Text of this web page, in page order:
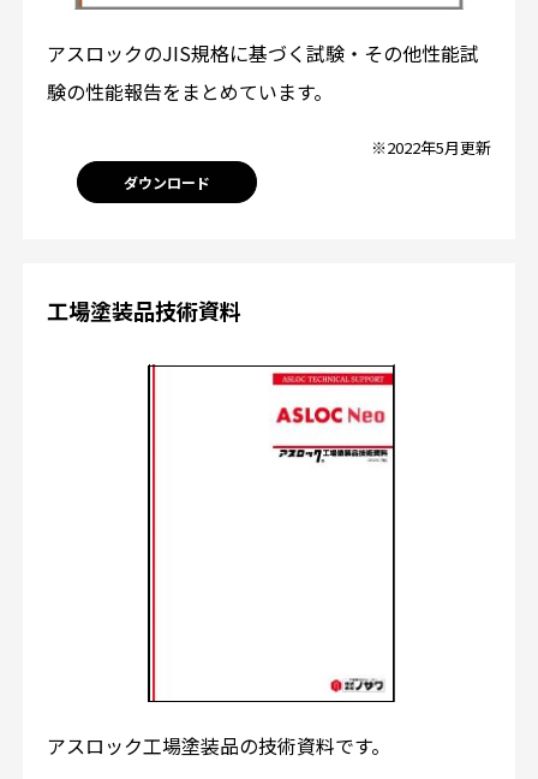
アスロックのJIS規格に基づく試験・その他性能試
験の性能報告をまとめています。
※2022年5月更新
ダウンロード
工場塗装品技術資料
アスロック工場塗装品の技術資料です。